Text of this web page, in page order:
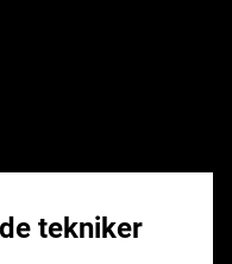
tekniker